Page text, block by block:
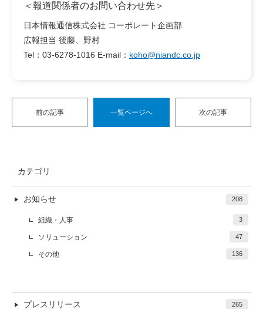
＜報道関係者のお問い合わせ先＞
日本情報通信株式会社 コーポレート企画部
広報担当 後藤、野村
Tel：03-6278-1016 E-mail： koho@niandc.co.jp
前の記事 一覧ページへ 次の記事
カテゴリ
お知らせ 208
組織・人事 3
ソリューション 47
その他 136
プレスリリース 265